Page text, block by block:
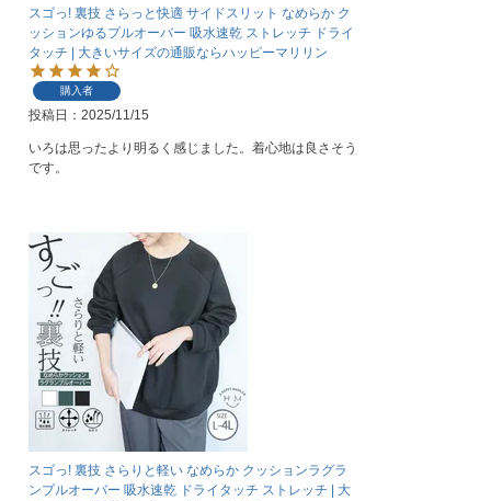
スゴっ! 裏技 さらっと快適 サイドスリット なめらか ク
ッションゆるプルオーバー 吸水速乾 ストレッチ ドライ
タッチ | 大きいサイズの通販ならハッピーマリリン
購入者
投稿日 2025/11/15
いろは思ったより明るく感じました。着心地は良さそう
です。
スゴっ! 裏技 さらりと軽い なめらか クッションラグラ
ンプルオーバー 吸水速乾 ドライタッチ ストレッチ | 大